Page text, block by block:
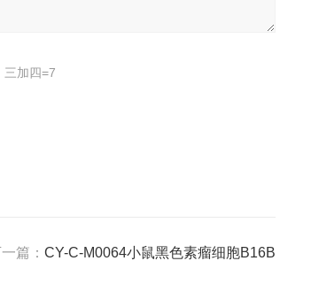
三加四=7
篇： CY-C-M0064小鼠黑色素瘤细胞B16B